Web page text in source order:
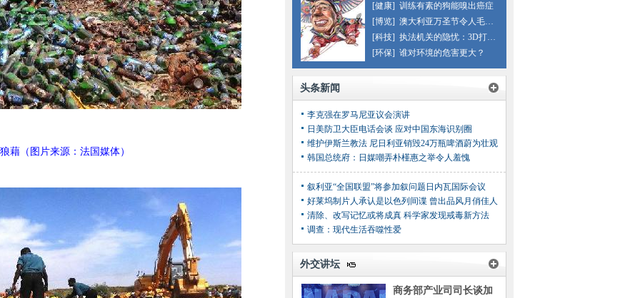
藉（图片来源：法国媒体）
[健康] 训练有素的狗能嗅出癌症
[博览] 澳大利亚万圣节令人毛骨悚然
[科技] 执法机关的隐忧：3D打印塑料枪
[环保] 谁对环境的危害更大？
头条新闻
李克强在罗马尼亚议会演讲
日美防卫大臣电话会谈 应对中国东海识别圈
维护伊斯兰教法 尼日利亚销毁24万瓶啤酒蔚为壮观
韩国总统府：日媒嘲弄朴槿惠之举令人羞愧
叙利亚“全国联盟”将参加叙问题日内瓦国际会议
好莱坞制片人承认是以色列间谍 曾出品风月俏佳人
清除、改写记忆或将成真 科学家发现戒毒新方法
调查：现代生活吞噬性爱
外交讲坛
商务部产业司司长谈加